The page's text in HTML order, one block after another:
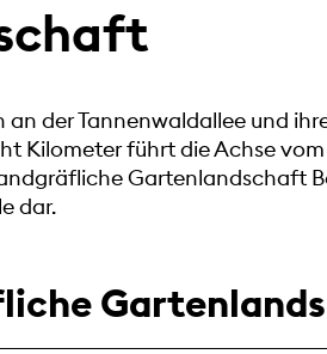
der Tannenwaldallee und
Kilometer führt die Achse
Gartenlandschaft
dar.